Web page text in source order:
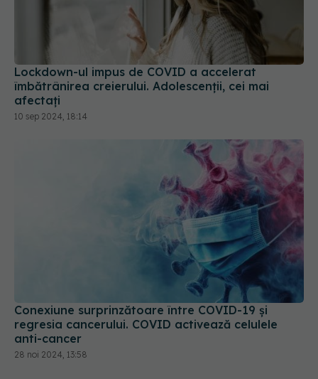
Lockdown-ul impus de COVID a accelerat
îmbătrânirea creierului. Adolescenții, cei mai
afectați
10 sep 2024, 18:14
Conexiune surprinzătoare între COVID-19 și
regresia cancerului. COVID activează celulele
anti-cancer
28 noi 2024, 13:58